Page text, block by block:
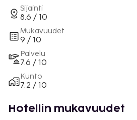
Sijainti
8.6 / 10
Mukavuudet
9 / 10
Palvelu
7.6 / 10
Kunto
7.2 / 10
Hotellin mukavuudet